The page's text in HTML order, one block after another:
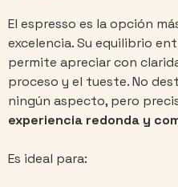
El espresso es la opción
excelencia. Su equilibrio
permite apreciar con
proceso y el tueste. No
ningún aspecto, pero
experiencia redonda y
Es ideal para: